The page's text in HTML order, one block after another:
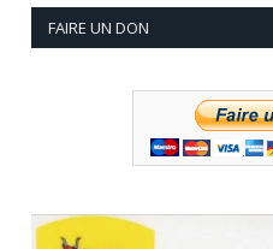
FAIRE UN DON